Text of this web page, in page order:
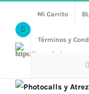
contenidoFacebook
Https://
Mi Carrito
Términos y